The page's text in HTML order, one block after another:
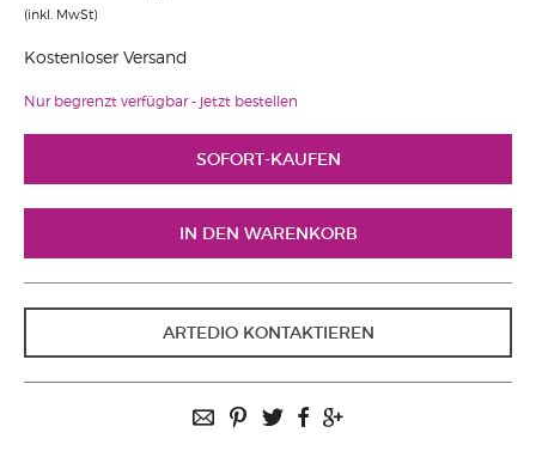
(inkl. MwSt)
Kostenloser Versand
Nur begrenzt verfügbar - jetzt bestellen
ARTEDIO KONTAKTIEREN